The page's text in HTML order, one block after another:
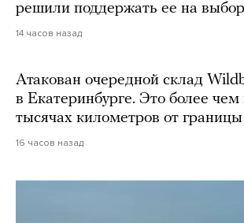
решили поддержать ее на
14 часов назад
Атакован очередной склад
в Екатеринбурге. Это более чем
тысячах километров от
16 часов назад